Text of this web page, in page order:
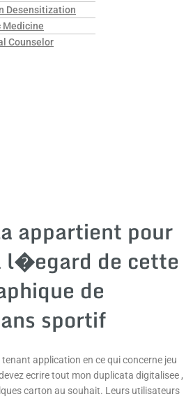
Desensitization
Medicine
Counselor
appartient pour
l�egard de cette
de
sportif
application en ce qui concerne jeu
ecrire tout mon duplicata digitalisee ,
carton au souhait. Leurs utilisateurs